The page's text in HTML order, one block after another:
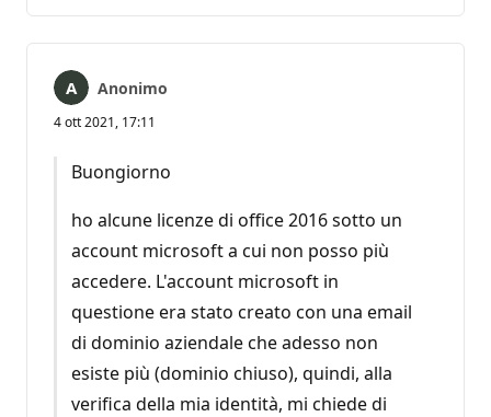
Anonimo
4 ott 2021, 17:11
Buongiorno
ho alcune licenze di office 2016 sotto un
account microsoft a cui non posso più
accedere. L'account microsoft in
questione era stato creato con una email
di dominio aziendale che adesso non
esiste più (dominio chiuso), quindi, alla
verifica della mia identità, mi chiede di